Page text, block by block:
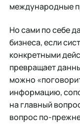
международные
Но сами по себе
бизнеса, если
конкретными
превращает
можно
информацию,
на главный
вопрос по-